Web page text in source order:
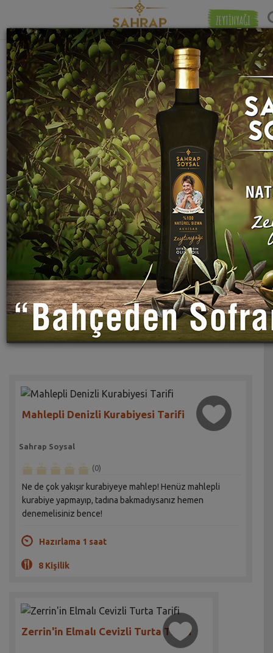
ZEYTİNYAĞI
"pudra şekeri" etiketiyle eşleşen (128)
tarif bulundu.
Eşleşmeye
Mahlepli Denizli Kurabiyesi Tarifi
Sahrap Soysal
(0)
Ne de çok yakışır kurabiyeye mahlep! Henüz mahlepli
kurabiye yapmayıp, tadına bakmadıysanız hemen
denemelisiniz bence!
Hazırlama 1 saat
8 Kişilik
Zerrin'in Elmalı Cevizli Turta Tarifi